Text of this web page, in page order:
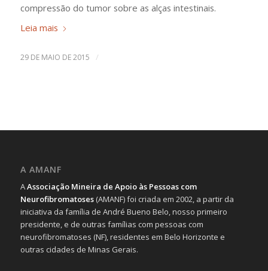
compressão do tumor sobre as alças intestinais.
Leia mais
29 DE MAIO DE 2015 /
A AMANF
AAssociação Mineira de Apoio às Pessoas com
Neurofibromatoses(AMANF) foi criada em 2002, a partir da
iniciativa da família de André Bueno Belo, nosso primeiro
presidente, e de outras famílias com pessoas com
neurofibromatoses (NF), residentes em Belo Horizonte e
outras cidades de Minas Gerais.